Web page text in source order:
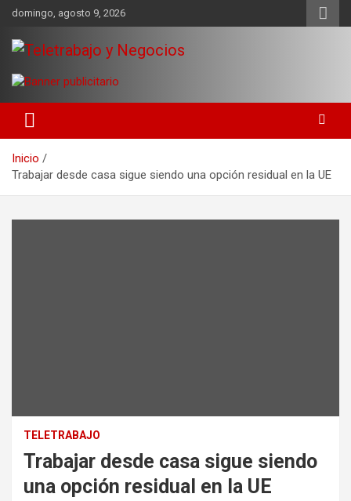
Saltar
contenido
domingo, agosto 9, 2026
Teletrabajo y Negocios
Inicio
Trabajar desde casa sigue siendo una opción residual en la UE
TELETRABAJO
Trabajar desde casa sigue siendo
una opción residual en la UE